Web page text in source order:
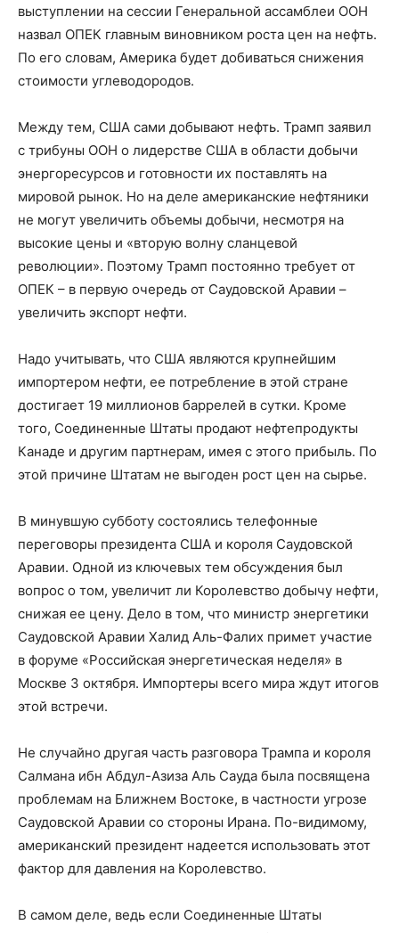
выступлении на сессии Генеральной ассамблеи ООН
назвал ОПЕК главным виновником роста цен на нефть.
По его словам, Америка будет добиваться снижения
стоимости углеводородов.
Между тем, США сами добывают нефть. Трамп заявил
с трибуны ООН о лидерстве США в области добычи
энергоресурсов и готовности их поставлять на
мировой рынок. Но на деле американские нефтяники
не могут увеличить объемы добычи, несмотря на
высокие цены и «вторую волну сланцевой
революции». Поэтому Трамп постоянно требует от
ОПЕК – в первую очередь от Саудовской Аравии –
увеличить экспорт нефти.
Надо учитывать, что США являются крупнейшим
импортером нефти, ее потребление в этой стране
достигает 19 миллионов баррелей в сутки. Кроме
того, Соединенные Штаты продают нефтепродукты
Канаде и другим партнерам, имея с этого прибыль. По
этой причине Штатам не выгоден рост цен на сырье.
В минувшую субботу состоялись телефонные
переговоры президента США и короля Саудовской
Аравии. Одной из ключевых тем обсуждения был
вопрос о том, увеличит ли Королевство добычу нефти,
снижая ее цену. Дело в том, что министр энергетики
Саудовской Аравии Халид Аль-Фалих примет участие
в форуме «Российская энергетическая неделя» в
Москве 3 октября. Импортеры всего мира ждут итогов
этой встречи.
Не случайно другая часть разговора Трампа и короля
Салмана ибн Абдул-Азиза Аль Сауда была посвящена
проблемам на Ближнем Востоке, в частности угрозе
Саудовской Аравии со стороны Ирана. По-видимому,
американский президент надеется использовать этот
фактор для давления на Королевство.
В самом деле, ведь если Соединенные Штаты